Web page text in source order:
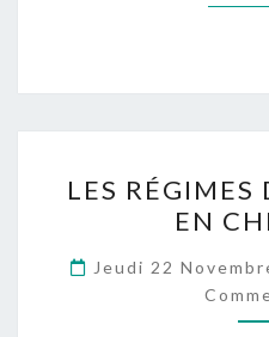
LES RÉGIMES
EN
Jeudi 22